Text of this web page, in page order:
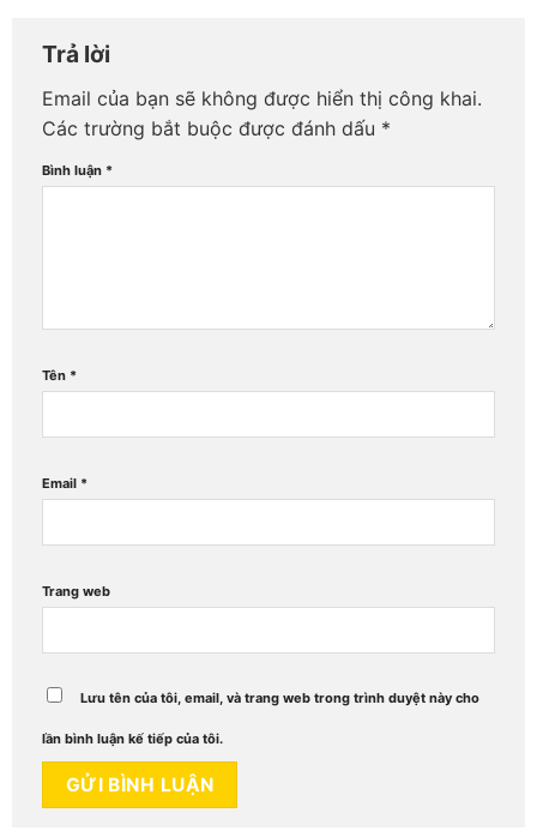
Trả lời
Email của bạn sẽ không được hiển thị công khai.
Các trường bắt buộc được đánh dấu *
Bình luận *
Tên *
Email *
Trang web
Lưu tên của tôi, email, và trang web trong trình duyệt này cho
lần bình luận kế tiếp của tôi.